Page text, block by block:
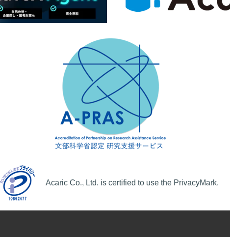
Acaric Co., Ltd. is certified to use the PrivacyMark.